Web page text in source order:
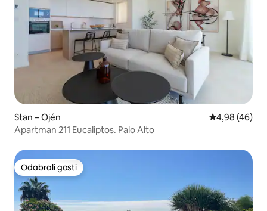
Stan – Ojén Prosječna
4,98 (46)
Apartman 211 Eucaliptos. Palo Alto
Odabrali gosti
Odabrali gosti